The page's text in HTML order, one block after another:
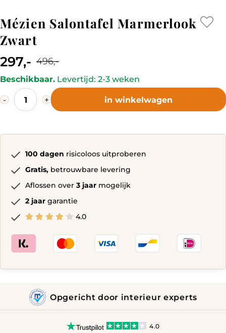
Mézien Salontafel Marmerlook
Zwart
297,-
Current
price
is:
297,-.
496,-
Original
price
was:
496,-.
Beschikbaar. Levertijd: 2-3 weken
-
Mézien
Salontafel
Marmerlook
+ in winkelwagen
100 dagen risicoloos uitproberen
Gratis, betrouwbare levering
Aflossen over 3 jaar mogelijk
2 jaar garantie
4.0
Opgericht door interieur experts
4.0